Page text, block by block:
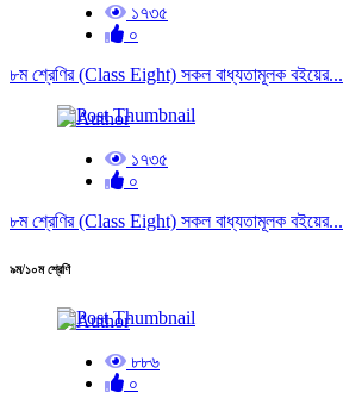
১৭৩৫
০
৮ম শ্রেণির (Class Eight) সকল বাধ্যতামূলক বইয়ের...
১৭৩৫
০
৮ম শ্রেণির (Class Eight) সকল বাধ্যতামূলক বইয়ের...
৯ম/১০ম শ্রেণি
৮৮৬
০